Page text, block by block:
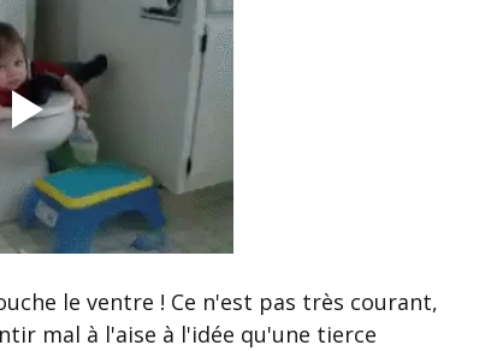
le ventre ! Ce n'est pas très courant,
mal à l'aise à l'idée qu'une tierce